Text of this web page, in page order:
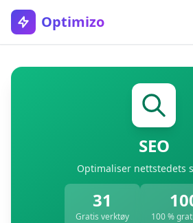
Optimizo
SEO
Optimaliser nettstedets
31
Gratis verktøy 100 %